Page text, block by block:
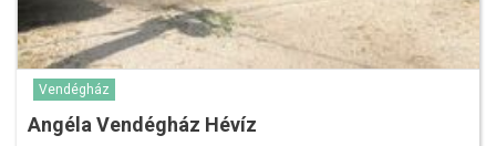
Vendégház
Angéla Vendégház Hévíz